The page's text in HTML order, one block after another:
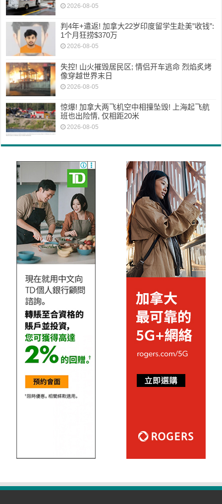
2026-08-05
判4年+遣返! 加拿大22岁印度留学生赴美”收钱”:
1个月狂捞$370万
2026-08-05
失控! 山火摧毁居民区; 情侣开车逃命 烈焰炙烤
像穿越世界末日
2026-08-05
惊爆! 加拿大两飞机空中相撞坠毁! 上海起飞航
班也出险情, 仅相距20米
2026-08-05